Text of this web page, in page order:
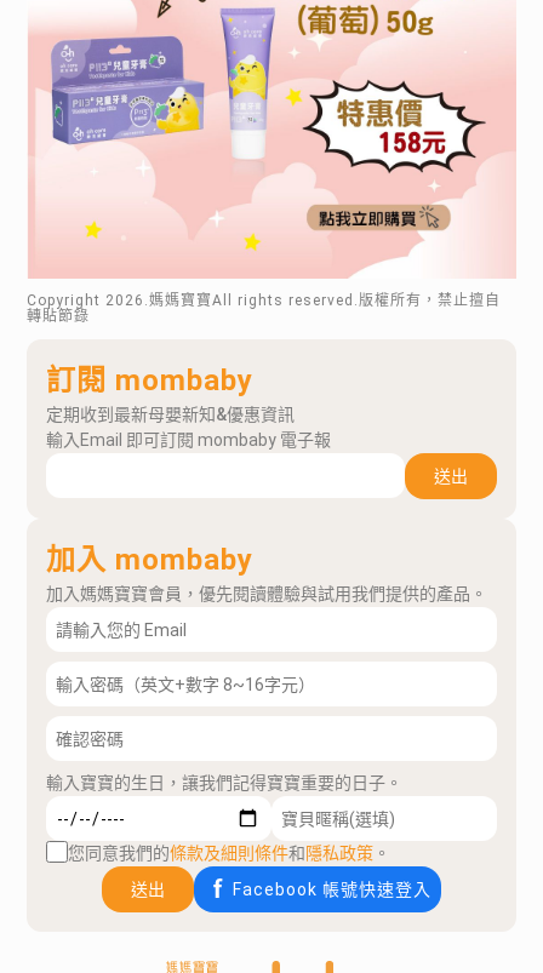
Copyright 2026 .媽媽寶寶All rights reserved.版權所有，禁止擅自
轉貼節錄
訂閱 mombaby
定期收到最新母嬰新知&優惠資訊
輸入Email 即可訂閱 mombaby 電子報
送出
加入 mombaby
加入媽媽寶寶會員，優先閱讀體驗與試用我們提供的產品。
輸入寶寶的生日，讓我們記得寶寶重要的日子。
您同意我們的條款及細則條件和隱私政策 。
送出
Facebook 帳號快速登入